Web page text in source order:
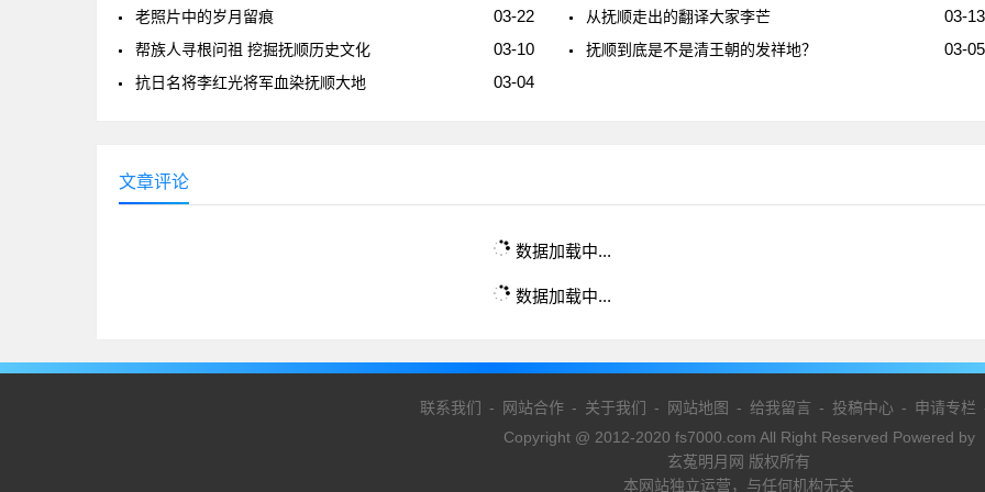
03-22
老照片中的岁月留痕 03-13
从抚顺走出的翻译大家李芒
03-10
帮族人寻根问祖 挖掘抚顺历史文化 03-05
抚顺到底是不是清王朝的发祥地？
03-04
抗日名将李红光将军血染抚顺大地
文章评论
数据加载中...
数据加载中...
联系我们 - 网站合作- 关于我们 - 网站地图 - 给我留言 - 投稿中心- 申请专栏
Copyright @ 2012-2020 fs7000.com All Right Reserved Powered by
玄菟明月网 版权所有
本网站独立运营，与任何机构无关